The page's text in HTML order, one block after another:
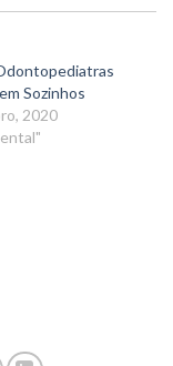
Sozinhos
2020